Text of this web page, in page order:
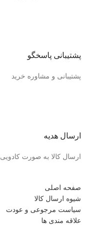
پشتیبانی پاسخگو
پشتیبانی و مشاوره خرید
ارسال هدیه
ارسال کالا به صورت کادویی
صفحه اصلی
شیوه ارسال کالا
سیاست مرجوعی و عودت
علاقه مندی ها